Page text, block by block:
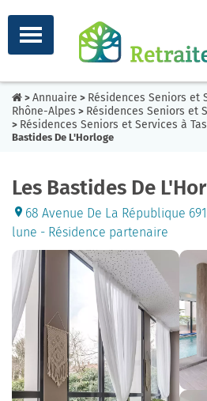
> Annuaire > Résidences Seniors et
Rhône-Alpes > Résidences Seniors et
> Résidences Seniors et Services à
Bastides De L'Horloge
Les Bastides De
68 Avenue De La République
lune - Résidence partenaire